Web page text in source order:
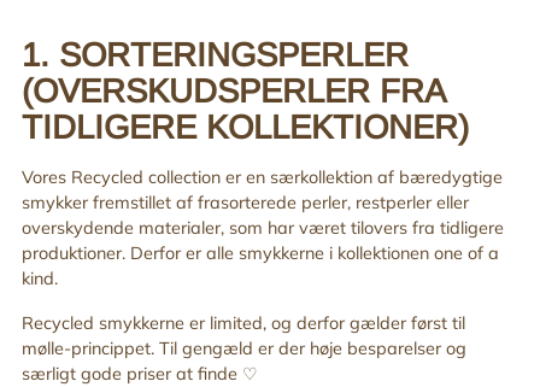
til
din
indkøbskurv
1. SORTERINGSPERLER
(OVERSKUDSPERLER FRA
TIDLIGERE KOLLEKTIONER)
Vores Recycled collection er en særkollektion af bæredygtige
smykker fremstillet af frasorterede perler, restperler eller
overskydende materialer, som har været tilovers fra tidligere
produktioner. Derfor er alle smykkerne i kollektionen one of a
kind.
Recycled smykkerne er limited, og derfor gælder først til
mølle-princippet. Til gengæld er der høje besparelser og
særligt gode priser at finde ♡